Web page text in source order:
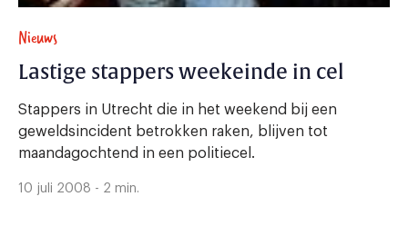
Nieuws
Lastige stappers weekeinde in cel
Stappers in Utrecht die in het weekend bij een
geweldsincident betrokken raken, blijven tot
maandagochtend in een politiecel.
10 juli 2008 - 2 min.